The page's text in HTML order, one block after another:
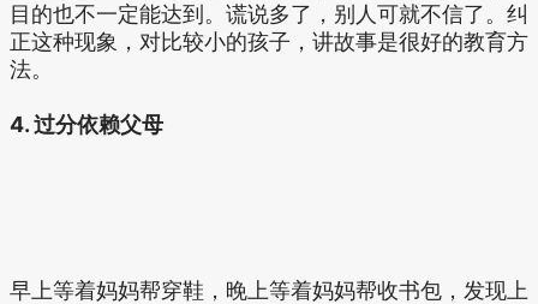
目的也不一定能达到。谎说多了，别人可就不信了。纠
正这种现象，对比较小的孩子，讲故事是很好的教育方
法。
4. 过分依赖父母
早上等着妈妈帮穿鞋，晚上等着妈妈帮收书包，发现上